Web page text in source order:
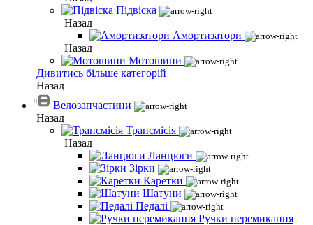
Підвіска
Назад
Амортизатори
Назад
Мотошини
Дивитись більше категорій
Назад
Велозапчастини
Назад
Трансмісія
Назад
Ланцюги
Зірки
Каретки
Шатуни
Педалі
Ручки перемикання